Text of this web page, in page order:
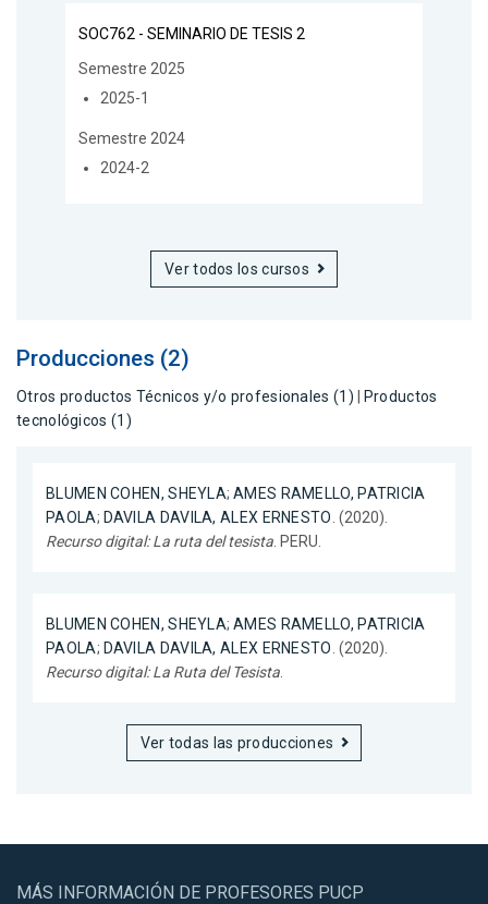
SOC762 - SEMINARIO DE TESIS 2
Semestre 2025
2025-1
Semestre 2024
2024-2
Ver todos los cursos
Producciones (2)
Otros productos Técnicos y/o profesionales (1)
Productos
tecnológicos (1)
BLUMEN COHEN, SHEYLA; AMES RAMELLO, PATRICIA
PAOLA; DAVILA DAVILA, ALEX ERNESTO . (2020).
Recurso digital: La ruta del tesista . PERU.
BLUMEN COHEN, SHEYLA; AMES RAMELLO, PATRICIA
PAOLA; DAVILA DAVILA, ALEX ERNESTO . (2020).
Recurso digital: La Ruta del Tesista
Ver todas las producciones
MÁS INFORMACIÓN DE PROFESORES PUCP